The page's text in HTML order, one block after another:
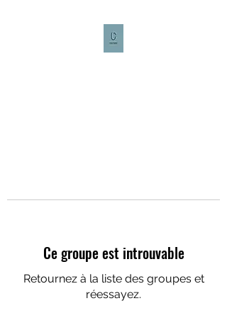
Ce groupe est introuvable
Retournez à la liste des groupes et
réessayez.